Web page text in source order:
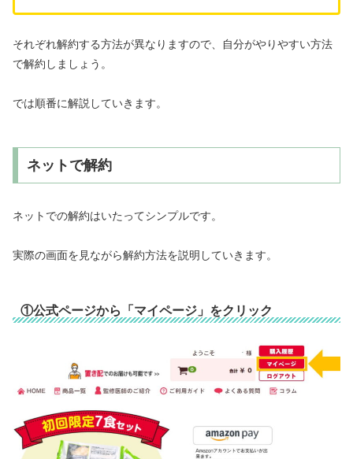
それぞれ解約する方法が異なりますので、自分がやりやすい方法
で解約しましょう。
では順番に解説していきます。
ネットで解約
ネットでの解約はいたってシンプルです。
実際の画面を見ながら解約方法を説明していきます。
①公式ページから「マイページ」をクリック